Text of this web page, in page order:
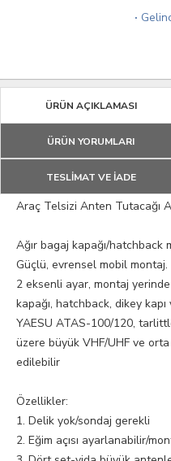
·
ÜRÜN AÇIKLAMASI
ÜRÜN YORUMLARI
TESLİMAT VE İADE
Araç Telsizi Anten Tutacağı
Ağır bagaj kapağı/hatchback
Güçlü, evrensel mobil montaj.
2 eksenli ayar, montaj
kapağı, hatchback, dikey kapı
YAESU ATAS-100/120,
üzere büyük VHF/UHF ve
edilebilir
Özellikler:
1. Delik yok/sondaj gerekli
2. Eğim açısı ayarlanabilir/